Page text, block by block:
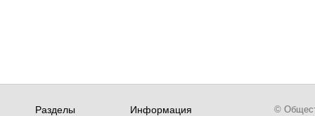
Разделы Информация ©